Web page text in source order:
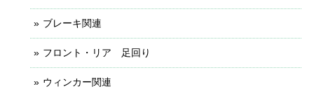
ブレーキ関連
フロント・リア 足回り
ウィンカー関連